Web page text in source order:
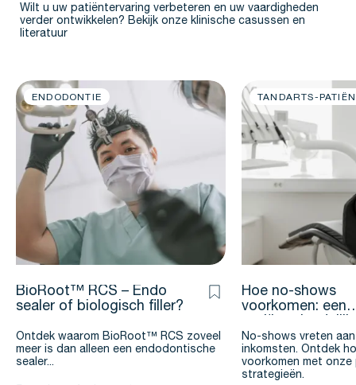
Wilt u uw patiëntervaring verbeteren en uw vaardigheden
verder ontwikkelen? Bekijk onze klinische casussen en
literatuur
ENDODONTIE
BioRoot™ RCS – Endo
sealer of biologisch filler?
Ontdek waarom BioRoot™ RCS zoveel
meer is dan alleen een endodontische
sealer...
TANDARTS-
Hoe no-shows
voorkomen: een
No-shows vreten
inkomsten. Ontdek
voorkomen met
strategieën.